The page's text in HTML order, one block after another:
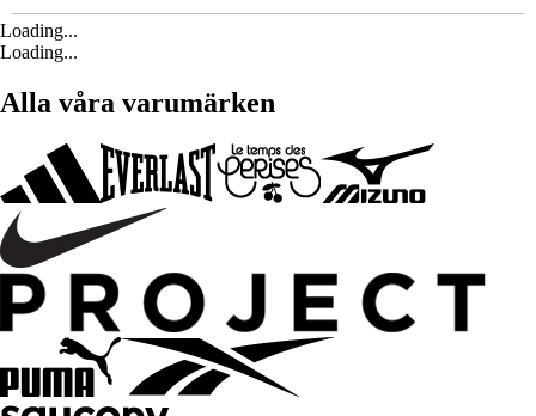
Loading...
Loading...
Alla våra varumärken